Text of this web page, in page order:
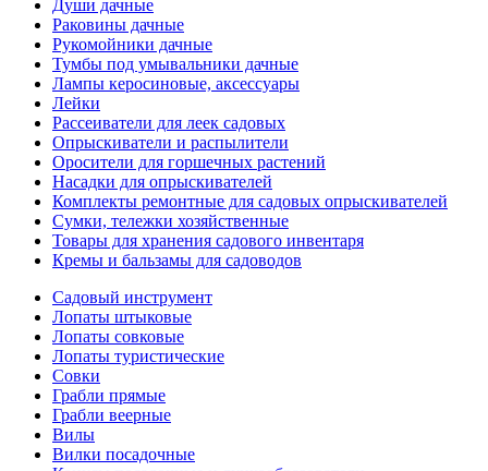
Души дачные
Раковины дачные
Рукомойники дачные
Тумбы под умывальники дачные
Лампы керосиновые, аксессуары
Лейки
Рассеиватели для леек садовых
Опрыскиватели и распылители
Оросители для горшечных растений
Насадки для опрыскивателей
Комплекты ремонтные для садовых опрыскивателей
Сумки, тележки хозяйственные
Товары для хранения садового инвентаря
Кремы и бальзамы для садоводов
Садовый инструмент
Лопаты штыковые
Лопаты совковые
Лопаты туристические
Совки
Грабли прямые
Грабли веерные
Вилы
Вилки посадочные